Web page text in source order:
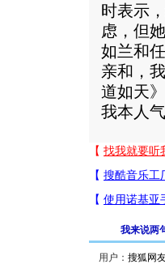
时表示
虑，但
如兰和
亲和，
道如天
我本人
我来说两
用户：